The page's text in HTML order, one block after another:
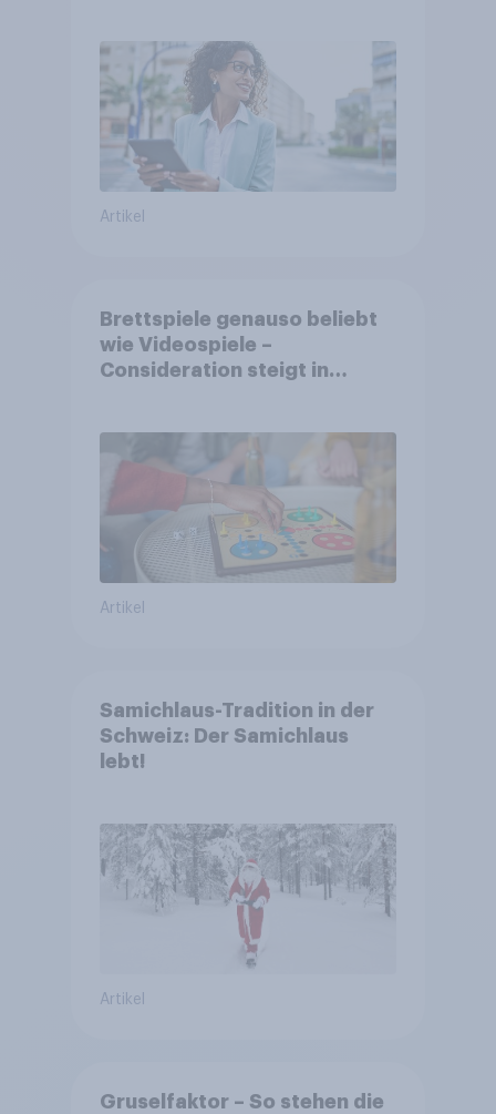
Artikel
Brettspiele genauso beliebt
wie Videospiele –
Consideration steigt in
Artikel
Samichlaus-Tradition in der
Schweiz: Der Samichlaus
lebt!
Artikel
Gruselfaktor – So stehen die